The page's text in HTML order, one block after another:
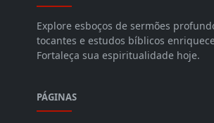
Explore esboços de sermões
tocantes e estudos bíblicos
Fortaleça sua espiritualidade hoje.
PÁGINAS